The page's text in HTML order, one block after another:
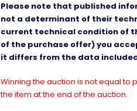
Please note that published
not a determinant of their
current technical condition of
of the purchase offer) you
it differs from the data
Winning the auction is not equal
the item at the end of the auction.